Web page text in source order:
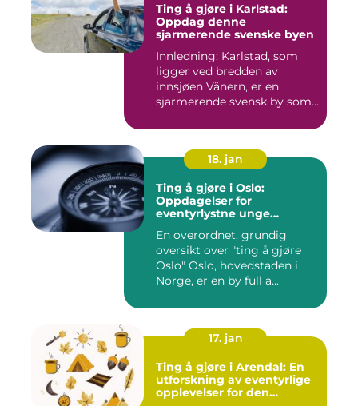
Ting å gjøre i Karlstad:
Oppdag denne
sjarmerende svenske byen
Innledning: Karlstad, som
ligger ved bredden av
innsjøen Vänern, er en
sjarmerende svensk by som
18. jan
Ting å gjøre i Oslo:
Oppdagelser for
eventyrlystne unge
En overordnet, grundig
oversikt over "ting å gjøre
Oslo" Oslo, hovedstaden i
Norge, er en by full a...
17. jan
Ting å gjøre i Arendal: En
utforskning av eventyrlige
opplevelser for den